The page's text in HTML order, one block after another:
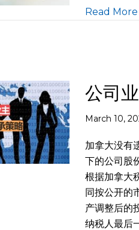
Read More
公司
March 10,
加拿大没有
下的公司股
根据加拿大
同按公开的
产调整后的
纳税人最后